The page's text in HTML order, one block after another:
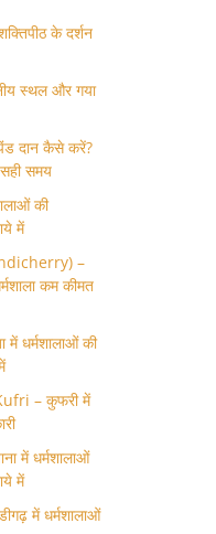
के दर्शन
स्थल और गया
दान कैसे करें?
सही समय
की
में
–
कम कीमत
धर्मशालाओं की
– कुफरी में
में धर्मशालाओं
में
में धर्मशालाओं